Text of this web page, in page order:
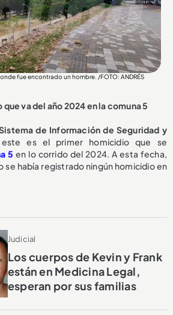
fue encontrado un hombre. /FOTO: ANDRÉS
va del año 2024 en la comuna 5
de Información de Seguridad y
es el primer homicidio que se
5 en lo corrido del 2024. A esta fecha,
se había registrado ningún homicidio en
Judicial
Los cuerpos de Kevin y Frank
están en Medicina Legal,
esperan por sus familias